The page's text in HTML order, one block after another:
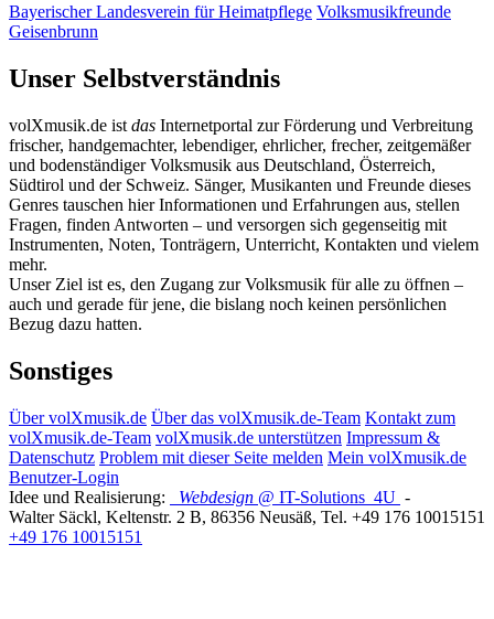
Bayerischer Landesverein für Heimatpflege Volksmusikfreunde
Geisenbrunn
Unser Selbstverständnis
volXmusik.de ist das Internetportal zur Förderung und Verbreitung
frischer, handgemachter, lebendiger, ehrlicher, frecher, zeitgemäßer
und bodenständiger Volksmusik aus Deutschland, Österreich,
Südtirol und der Schweiz. Sänger, Musikanten und Freunde dieses
Genres tauschen hier Informationen und Erfahrungen aus, stellen
Fragen, finden Antworten – und versorgen sich gegenseitig mit
Instrumenten, Noten, Tonträgern, Unterricht, Kontakten und vielem
mehr.
Unser Ziel ist es, den Zugang zur Volksmusik für alle zu öffnen –
auch und gerade für jene, die bislang noch keinen persönlichen
Bezug dazu hatten.
Sonstiges
Über volXmusik.de Über das volXmusik.de-Team Kontakt zum
volXmusik.de-Team volXmusik.de unterstützen Impressum &
Datenschutz Problem mit dieser Seite melden Mein volXmusik.de
Benutzer-Login
Idee und Realisierung:
Webdesign @ IT-Solutions 4U -
Walter Säckl, Keltenstr. 2 B, 86356 Neusäß, Tel. +49 176 10015151
+49 176 10015151